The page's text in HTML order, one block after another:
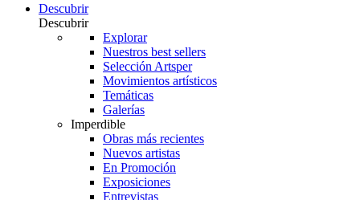
Descubrir
Descubrir
Explorar
Nuestros best sellers
Selección Artsper
Movimientos artísticos
Temáticas
Galerías
Imperdible
Obras más recientes
Nuevos artistas
En Promoción
Exposiciones
Entrevistas